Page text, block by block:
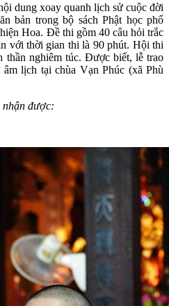
dung xoay quanh lịch sử cuộc đời
bản trong bộ sách Phật học phổ
Hoa. Đề thi gồm 40 câu hỏi trắc
với thời gian thi là 90 phút. Hội thi
thần nghiêm túc. Được biết, lễ trao
lịch tại chùa Vạn Phúc (xã Phù
nhận được: